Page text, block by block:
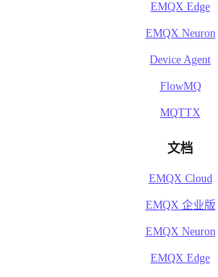
EMQX Edge
EMQX Neuron
Device Agent
FlowMQ
MQTTX
文档
EMQX Cloud
EMQX 企业版
EMQX Neuron
EMQX Edge